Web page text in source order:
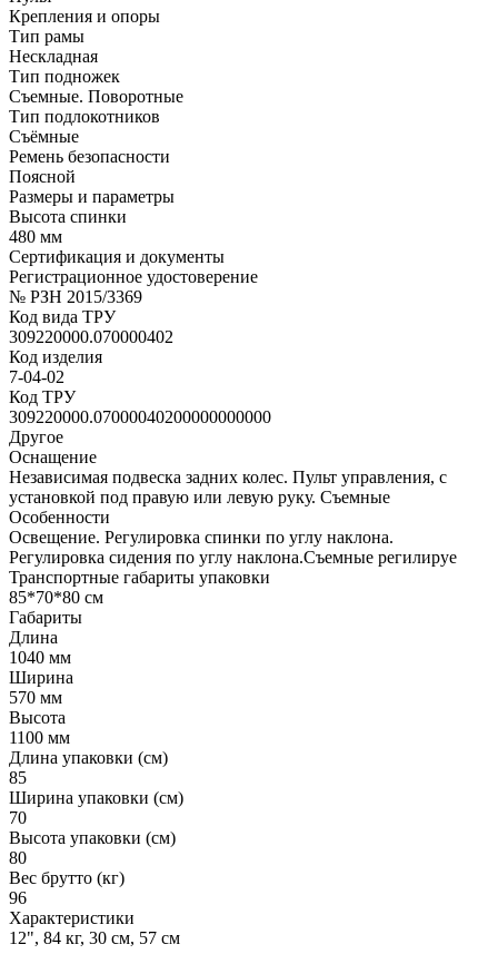
Крепления и опоры
Тип рамы
Нескладная
Тип подножек
Съемные. Поворотные
Тип подлокотников
Съёмные
Ремень безопасности
Поясной
Размеры и параметры
Высота спинки
480 мм
Сертификация и документы
Регистрационное удостоверение
№ РЗН 2015/3369
Код вида ТРУ
309220000.070000402
Код изделия
7-04-02
Код ТРУ
309220000.07000040200000000000
Другое
Оснащение
Независимая подвеска задних колес. Пульт управления, с
установкой под правую или левую руку. Съемные
Особенности
Освещение. Регулировка спинки по углу наклона.
Регулировка сидения по углу наклона.Съемные регилируе
Транспортные габариты упаковки
85*70*80 см
Габариты
Длина
1040 мм
Ширина
570 мм
Высота
1100 мм
Длина упаковки (см)
85
Ширина упаковки (см)
70
Высота упаковки (см)
80
Вес брутто (кг)
96
Характеристики
12", 84 кг, 30 см, 57 см